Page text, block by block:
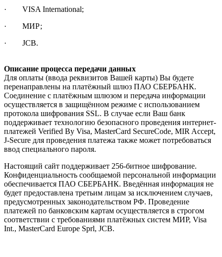
· VISA International;
· МИР;
· JCB.
Описание процесса передачи данных
Для оплаты (ввода реквизитов Вашей карты) Вы будете
перенаправлены на платёжный шлюз ПАО СБЕРБАНК.
Соединение с платёжным шлюзом и передача информации
осуществляется в защищённом режиме с использованием
протокола шифрования SSL. В случае если Ваш банк
поддерживает технологию безопасного проведения интернет-
платежей Verified By Visa, MasterCard SecureCode, MIR Accept,
J-Secure для проведения платежа также может потребоваться
ввод специального пароля.
Настоящий сайт поддерживает 256-битное шифрование.
Конфиденциальность сообщаемой персональной информации
обеспечивается ПАО СБЕРБАНК. Введённая информация не
будет предоставлена третьим лицам за исключением случаев,
предусмотренных законодательством РФ. Проведение
платежей по банковским картам осуществляется в строгом
соответствии с требованиями платёжных систем МИР, Visa
Int., MasterCard Europe Sprl, JCB.